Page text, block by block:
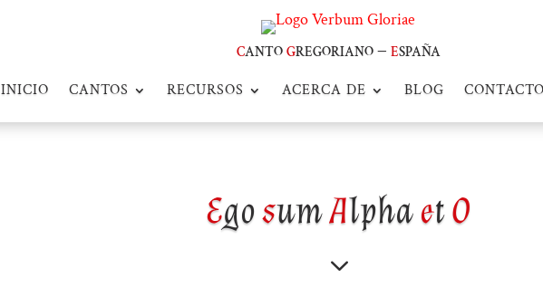
cantogregoriano –españa
INICIO CANTOS RECURSOS ACERCA DE BLOG CONTACTO
EgosumAlphaetO
3